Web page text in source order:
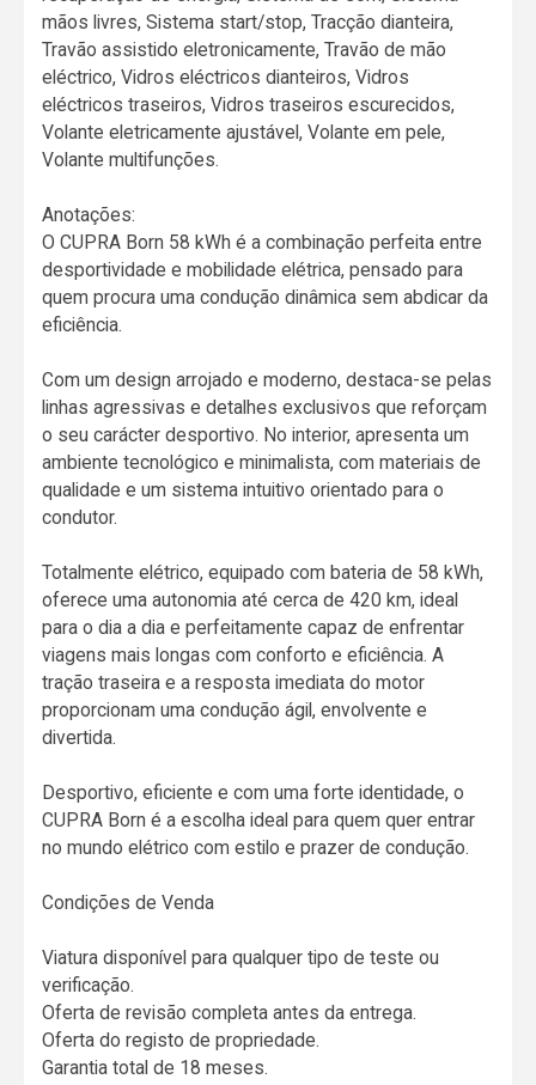
mãos livres, Sistema start/stop, Tracção dianteira,
Travão assistido eletronicamente, Travão de mão
eléctrico, Vidros eléctricos dianteiros, Vidros
eléctricos traseiros, Vidros traseiros escurecidos,
Volante eletricamente ajustável, Volante em pele,
Volante multifunções.
Anotações:
O CUPRA Born 58 kWh é a combinação perfeita entre
desportividade e mobilidade elétrica, pensado para
quem procura uma condução dinâmica sem abdicar da
eficiência.
Com um design arrojado e moderno, destaca-se pelas
linhas agressivas e detalhes exclusivos que reforçam
o seu carácter desportivo. No interior, apresenta um
ambiente tecnológico e minimalista, com materiais de
qualidade e um sistema intuitivo orientado para o
condutor.
Totalmente elétrico, equipado com bateria de 58 kWh,
oferece uma autonomia até cerca de 420 km, ideal
para o dia a dia e perfeitamente capaz de enfrentar
viagens mais longas com conforto e eficiência. A
tração traseira e a resposta imediata do motor
proporcionam uma condução ágil, envolvente e
divertida.
Desportivo, eficiente e com uma forte identidade, o
CUPRA Born é a escolha ideal para quem quer entrar
no mundo elétrico com estilo e prazer de condução.
Condições de Venda
Viatura disponível para qualquer tipo de teste ou
verificação.
Oferta de revisão completa antes da entrega.
Oferta do registo de propriedade.
Garantia total de 18 meses.